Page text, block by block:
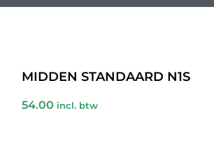
MIDDEN STANDAARD N1S
54.00 incl. btw